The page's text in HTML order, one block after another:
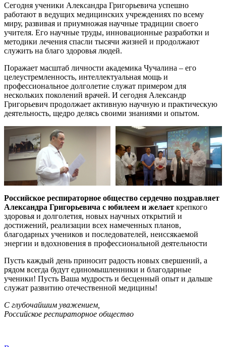
Сегодня ученики Александра Григорьевича успешно
работают в ведущих медицинских учреждениях по всему
миру, развивая и приумножая научные традиции своего
учителя. Его научные труды, инновационные разработки и
методики лечения спасли тысячи жизней и продолжают
служить на благо здоровья людей.
Поражает масштаб личности академика Чучалина – его
целеустремленность, интеллектуальная мощь и
профессиональное долголетие служат примером для
нескольких поколений врачей. И сегодня Александр
Григорьевич продолжает активную научную и практическую
деятельность, щедро делясь своими знаниями и опытом.
Российское респираторное общество сердечно поздравляет
Александра Григорьевича с юбилеем и желает крепкого
здоровья и долголетия, новых научных открытий и
достижений, реализации всех намеченных планов,
благодарных учеников и последователей, неиссякаемой
энергии и вдохновения в профессиональной деятельности
Пусть каждый день приносит радость новых свершений, а
рядом всегда будут единомышленники и благодарные
ученики! Пусть Ваша мудрость и бесценный опыт и дальше
служат развитию отечественной медицины!
С глубочайшим уважением,
Российское респираторное общество